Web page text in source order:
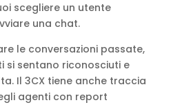
scegliere un utente
una chat.
le conversazioni passate,
si sentano riconosciuti e
Il 3CX tiene anche traccia
agenti con report